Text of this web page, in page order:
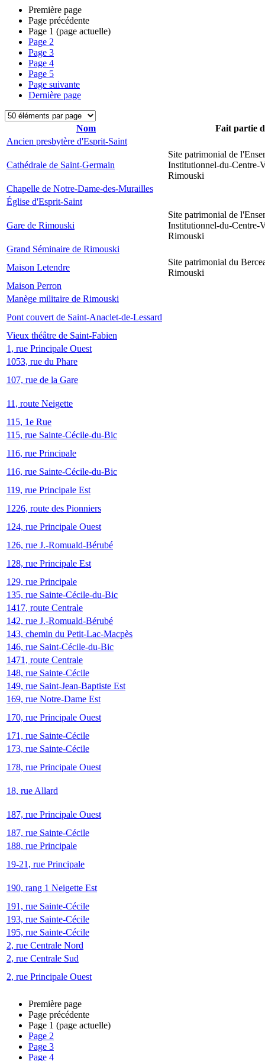
Première page
Page précédente
Page 1 (page actuelle)
Page 2
Page 3
Page 4
Page 5
Page suivante
Dernière page
Nom
Fait partie
Ancien presbytère d'Esprit-Saint
Cathédrale de Saint-Germain
Site patrimonial de
Institutionnel-du-Centre-
Rimouski
Chapelle de Notre-Dame-des-Murailles
Église d'Esprit-Saint
Gare de Rimouski
Site patrimonial de
Institutionnel-du-Centre-
Rimouski
Grand Séminaire de Rimouski
Maison Letendre
Site patrimonial du
Rimouski
Maison Perron
Manège militaire de Rimouski
Pont couvert de Saint-Anaclet-de-Lessard
Vieux théâtre de Saint-Fabien
1, rue Principale Ouest
1053, rue du Phare
107, rue de la Gare
11, route Neigette
115, 1e Rue
115, rue Sainte-Cécile-du-Bic
116, rue Principale
116, rue Sainte-Cécile-du-Bic
119, rue Principale Est
1226, route des Pionniers
124, rue Principale Ouest
126, rue J.-Romuald-Bérubé
128, rue Principale Est
129, rue Principale
135, rue Sainte-Cécile-du-Bic
1417, route Centrale
142, rue J.-Romuald-Bérubé
143, chemin du Petit-Lac-Macpès
146, rue Saint-Cécile-du-Bic
1471, route Centrale
148, rue Sainte-Cécile
149, rue Saint-Jean-Baptiste Est
169, rue Notre-Dame Est
170, rue Principale Ouest
171, rue Sainte-Cécile
173, rue Sainte-Cécile
178, rue Principale Ouest
18, rue Allard
187, rue Principale Ouest
187, rue Sainte-Cécile
188, rue Principale
19-21, rue Principale
190, rang 1 Neigette Est
191, rue Sainte-Cécile
193, rue Sainte-Cécile
195, rue Sainte-Cécile
2, rue Centrale Nord
2, rue Centrale Sud
2, rue Principale Ouest
Première page
Page précédente
Page 1 (page actuelle)
Page 2
Page 3
Page 4